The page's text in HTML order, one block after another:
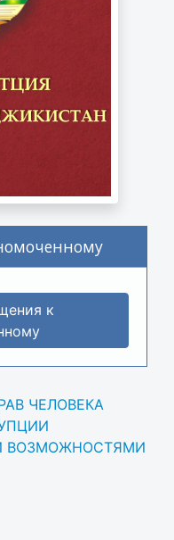
к
ЧЕЛОВЕКА
ВОЗМОЖНОСТЯМИ